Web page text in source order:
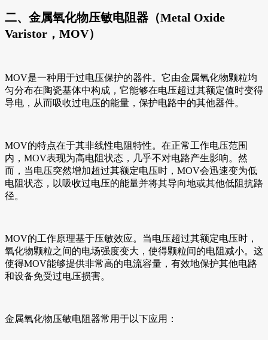
二、金属氧化物压敏电阻器（Metal Oxide
Varistor，MOV）
MOV是一种用于过电压保护的器件。它由金属氧化物颗粒均
匀分布在陶瓷基体中构成，它能够在电压超过其额定值时变得
导电，从而吸收过电压的能量，保护电路中的其他器件。
MOV的特点在于其非线性电阻特性。在正常工作电压范围
内，MOV表现为高电阻状态，几乎不对电路产生影响。然
而，当电压突然增加超过其额定电压时，MOV会迅速变为低
电阻状态，以吸收过电压的能量并将其导向地或其他低阻抗路
径。
MOV的工作原理基于压敏效应。当电压超过其额定电压时，
氧化物颗粒之间的电场强度变大，使得颗粒间的电阻减小。这
使得MOV能够提供非常高的电流容量，有效地保护其他电路
和设备免受过电压损害。
金属氧化物压敏电阻器常用于以下应用：